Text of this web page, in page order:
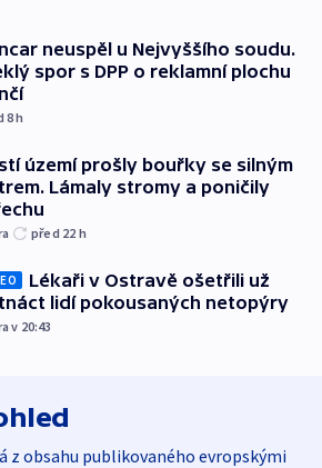
neuspěl u Nejvyššího soudu.
spor s DPP o reklamní plochu
8h
území prošly bouřky se silným
Lámaly stromy a poničily
před 22 h
Lékaři v Ostravě ošetřili už
lidí pokousaných netopýry
v 20:43
z obsahu publikovaného evropskými